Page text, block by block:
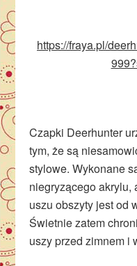
https://fraya.pl/
Czapki Deerhunter
tym, że są
stylowe. Wykonane
niegryzącego akrylu,
uszu obszyty jest od
Świetnie zatem
uszy przed zimnem i